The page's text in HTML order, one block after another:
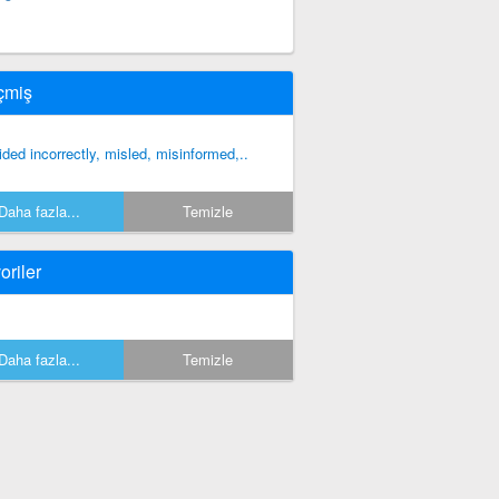
incorrectly, misled, misinformed,..
Daha fazla... Temizle
Daha fazla... Temizle